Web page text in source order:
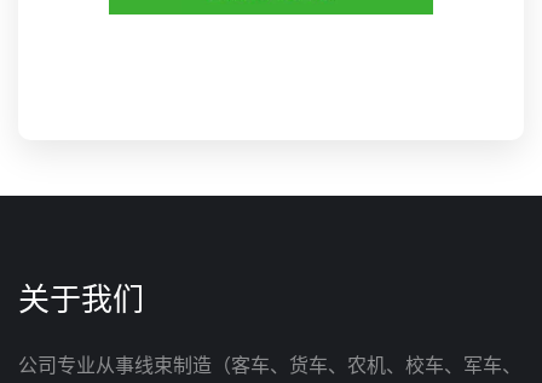
关于我们
公司专业从事线束制造（客车、货车、农机、校车、军车、